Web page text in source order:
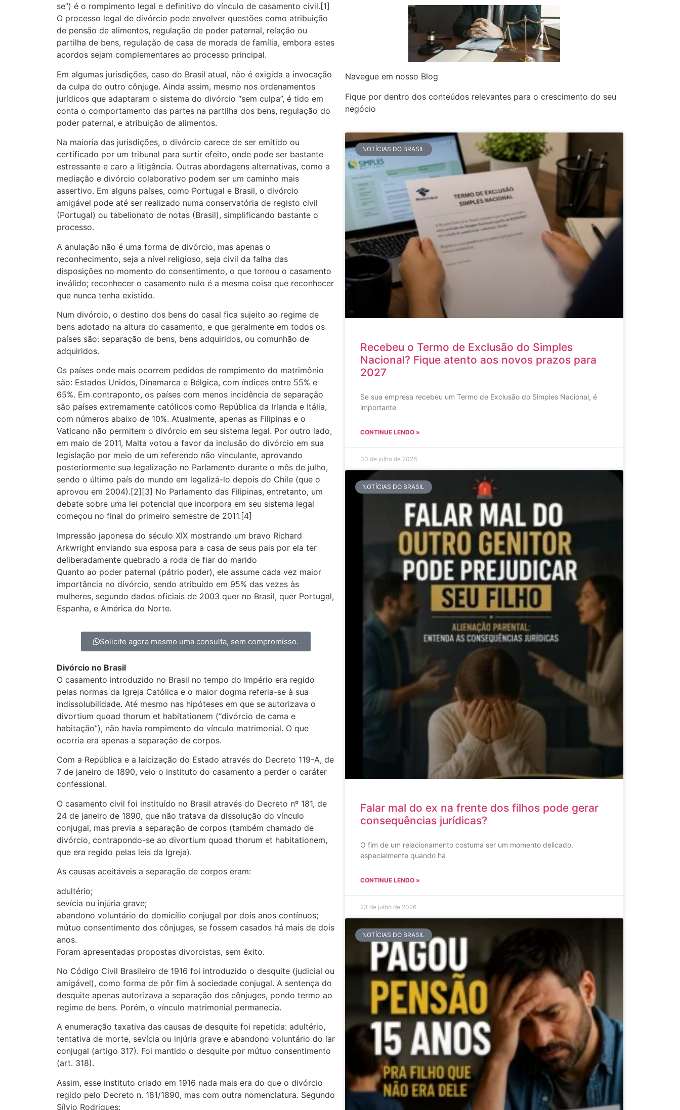
se”) é o rompimento legal e definitivo do vínculo de casamento civil.[1]
O processo legal de divórcio pode envolver questões como atribuição
de pensão de alimentos, regulação de poder paternal, relação ou
partilha de bens, regulação de casa de morada de família, embora estes
acordos sejam complementares ao processo principal.
Em algumas jurisdições, caso do Brasil atual, não é exigida a invocação
da culpa do outro cônjuge. Ainda assim, mesmo nos ordenamentos
jurídicos que adaptaram o sistema do divórcio “sem culpa”, é tido em
conta o comportamento das partes na partilha dos bens, regulação do
poder paternal, e atribuição de alimentos.
Na maioria das jurisdições, o divórcio carece de ser emitido ou
certificado por um tribunal para surtir efeito, onde pode ser bastante
estressante e caro a litigância. Outras abordagens alternativas, como a
mediação e divórcio colaborativo podem ser um caminho mais
assertivo. Em alguns países, como Portugal e Brasil, o divórcio
amigável pode até ser realizado numa conservatória de registo civil
(Portugal) ou tabelionato de notas (Brasil), simplificando bastante o
processo.
A anulação não é uma forma de divórcio, mas apenas o
reconhecimento, seja a nível religioso, seja civil da falha das
disposições no momento do consentimento, o que tornou o casamento
inválido; reconhecer o casamento nulo é a mesma coisa que reconhecer
que nunca tenha existido.
Num divórcio, o destino dos bens do casal fica sujeito ao regime de
bens adotado na altura do casamento, e que geralmente em todos os
países são: separação de bens, bens adquiridos, ou comunhão de
adquiridos.
Os países onde mais ocorrem pedidos de rompimento do matrimônio
são: Estados Unidos, Dinamarca e Bélgica, com índices entre 55% e
65%. Em contraponto, os países com menos incidência de separação
são países extremamente católicos como República da Irlanda e Itália,
com números abaixo de 10%. Atualmente, apenas as Filipinas e o
Vaticano não permitem o divórcio em seu sistema legal. Por outro lado,
em maio de 2011, Malta votou a favor da inclusão do divórcio em sua
legislação por meio de um referendo não vinculante, aprovando
posteriormente sua legalização no Parlamento durante o mês de julho,
sendo o último país do mundo em legalizá-lo depois do Chile (que o
aprovou em 2004).[2][3] No Parlamento das Filipinas, entretanto, um
debate sobre uma lei potencial que incorpora em seu sistema legal
começou no final do primeiro semestre de 2011.[4]
Impressão japonesa do século XIX mostrando um bravo Richard
Arkwright enviando sua esposa para a casa de seus pais por ela ter
deliberadamente quebrado a roda de fiar do marido
Quanto ao poder paternal (pátrio poder), ele assume cada vez maior
importância no divórcio, sendo atribuído em 95% das vezes às
mulheres, segundo dados oficiais de 2003 quer no Brasil, quer Portugal,
Espanha, e América do Norte.
Solicite agora mesmo uma consulta, sem compromisso.
Divórcio no Brasil
O casamento introduzido no Brasil no tempo do Império era regido
pelas normas da Igreja Católica e o maior dogma referia-se à sua
indissolubilidade. Até mesmo nas hipóteses em que se autorizava o
divortium quoad thorum et habitationem (“divórcio de cama e
habitação”), não havia rompimento do vínculo matrimonial. O que
ocorria era apenas a separação de corpos.
Com a República e a laicização do Estado através do Decreto 119-A, de
7 de janeiro de 1890, veio o instituto do casamento a perder o caráter
confessional.
O casamento civil foi instituído no Brasil através do Decreto nº 181, de
24 de janeiro de 1890, que não tratava da dissolução do vínculo
conjugal, mas previa a separação de corpos (também chamado de
divórcio, contrapondo-se ao divortium quoad thorum et habitationem,
que era regido pelas leis da Igreja).
As causas aceitáveis a separação de corpos eram:
adultério;
sevícia ou injúria grave;
abandono voluntário do domicílio conjugal por dois anos contínuos;
mútuo consentimento dos cônjuges, se fossem casados há mais de dois
anos.
Foram apresentadas propostas divorcistas, sem êxito.
No Código Civil Brasileiro de 1916 foi introduzido o desquite (judicial ou
amigável), como forma de pôr fim à sociedade conjugal. A sentença do
desquite apenas autorizava a separação dos cônjuges, pondo termo ao
regime de bens. Porém, o vínculo matrimonial permanecia.
A enumeração taxativa das causas de desquite foi repetida: adultério,
tentativa de morte, sevícia ou injúria grave e abandono voluntário do lar
conjugal (artigo 317). Foi mantido o desquite por mútuo consentimento
(art. 318).
Assim, esse instituto criado em 1916 nada mais era do que o divórcio
regido pelo Decreto n. 181/1890, mas com outra nomenclatura. Segundo
Sílvio Rodrigues:
Navegue em nosso Blog
Fique por dentro dos conteúdos relevantes para o crescimento do seu
negócio
NOTÍCIAS DO BRASIL
Recebeu o Termo de Exclusão do Simples
Nacional? Fique atento aos novos prazos para
2027
Se sua empresa recebeu um Termo de Exclusão do Simples Nacional, é
importante
CONTINUE LENDO »
30 de julho de 2026
NOTÍCIAS DO BRASIL
Falar mal do ex na frente dos filhos pode gerar
consequências jurídicas?
O fim de um relacionamento costuma ser um momento delicado,
especialmente quando há
CONTINUE LENDO »
23 de julho de 2026
NOTÍCIAS DO BRASIL